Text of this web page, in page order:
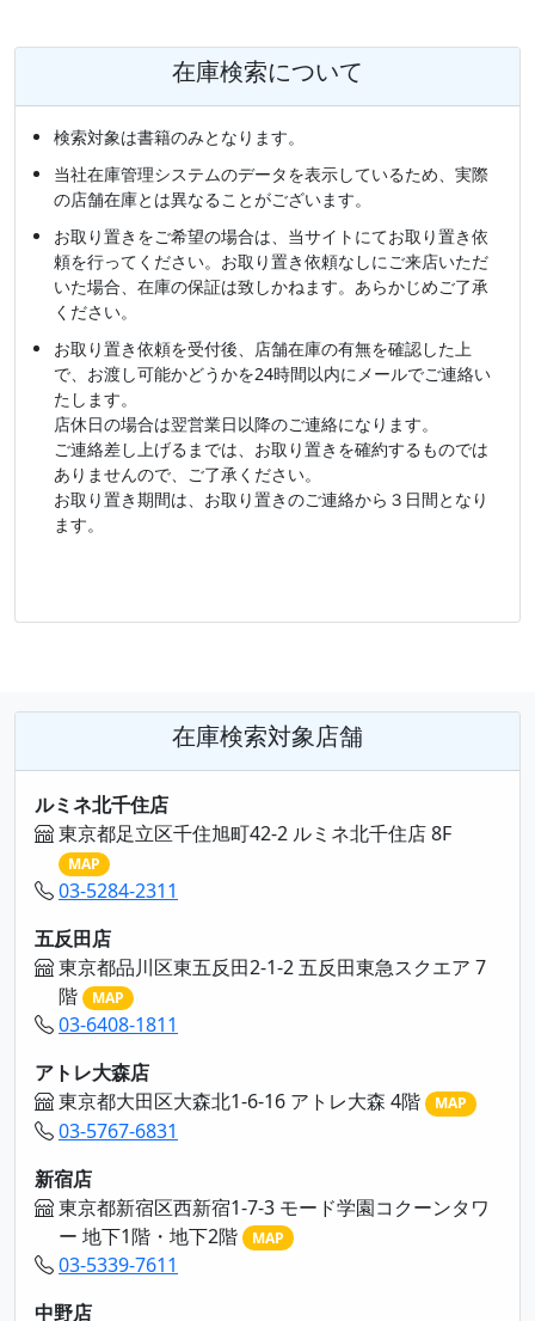
在庫検索について
検索対象は書籍のみとなります。
当社在庫管理システムのデータを表示しているため、実際
の店舗在庫とは異なることがございます。
お取り置きをご希望の場合は、当サイトにてお取り置き依
頼を行ってください。お取り置き依頼なしにご来店いただ
いた場合、在庫の保証は致しかねます。あらかじめご了承
ください。
お取り置き依頼を受付後、店舗在庫の有無を確認した上
で、お渡し可能かどうかを24時間以内にメールでご連絡い
たします。
店休日の場合は翌営業日以降のご連絡になります。
ご連絡差し上げるまでは、お取り置きを確約するものでは
ありませんので、ご了承ください。
お取り置き期間は、お取り置きのご連絡から３日間となり
ます。
在庫検索対象店舗
ルミネ北千住店
東京都足立区千住旭町42-2 ルミネ北千住店 8F
MAP
03-5284-2311
五反田店
東京都品川区東五反田2-1-2 五反田東急スクエア 7
階
MAP
03-6408-1811
アトレ大森店
東京都大田区大森北1-6-16 アトレ大森 4階
MAP
03-5767-6831
新宿店
東京都新宿区西新宿1-7-3 モード学園コクーンタワ
ー 地下1階・地下2階
MAP
03-5339-7611
中野店